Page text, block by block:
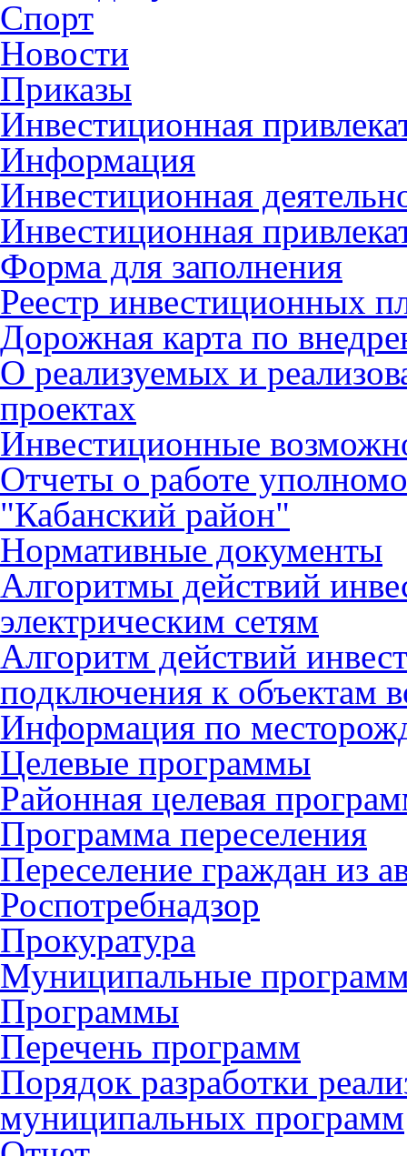
Спорт
Новости
Приказы
Инвестиционная
Информация
Инвестиционная
Инвестиционная
Форма для заполнения
Реестр инвестиционных
Дорожная карта по
О реализуемых и
проектах
Инвестиционные
Отчеты о работе
"Кабанский район"
Нормативные документы
Алгоритмы действий
электрическим сетям
Алгоритм действий
подключения к объектам
Информация по
Целевые программы
Районная целевая
Программа переселения
Переселение граждан из
Роспотребнадзор
Прокуратура
Муниципальные
Программы
Перечень программ
Порядок разработки
муниципальных программ